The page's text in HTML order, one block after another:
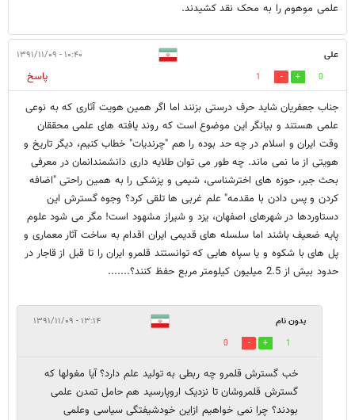
علمی موهوم را به محک نقد کشیدند.
علی ۱۰:۴۰ - ۱۳۹۱/۱۱/۰۹
0
1
پاسخ
جناب جعفریان شاید حرف درستی بزنند اما اگر همین هویت آثاری که به نوعی
علمی هستند و بیانگر این موضوع است که روند یافته های علمی محققان
وقت ایران و اسلام در چه حد بوده را هم "چرندیات" خطاب کنیم، دیگر تاریخ و
هویتی از ما نمی ماند. چه طور می توان طلایه داری دانشمندانمان در معرفی
بحث جبر، حوزه های اخترشناسی، شیمی و پزشکی را به همین راحتی "اضافه
کردن و پس دادن با مقدمه" علم غربی ها تلقی کرد؟ وجوه گسترش این
دستاوردها در شهرهای اصفهان، یزد و شیراز مشهود است! مگر می شود علوم
پایه ضعیف باشند اما سلسله های قدیمی ایران اقدام به ساخت آثار معماری و
پل های با شکوه و یا سپاه هایی که توانستند قلمرو ایران را تا قبل از قاجار در
حدود بیش از 2.5 میلیون کیلومتر مربع حفظ کنند؟.......
بدون نام ۱۳:۱۴ - ۱۳۹۱/۱۱/۰۹
1
0
خب گسترش قلمرو چه ربطی به تولید علم دارد؟ آیا مغولها که
گسترش قلمروشان تا نزدیک اروپارسید هم حامل تمدن علمی
بودند؟ چرا نمی خواهیم ازاین خودشیفتگی سیاسی وعلمی